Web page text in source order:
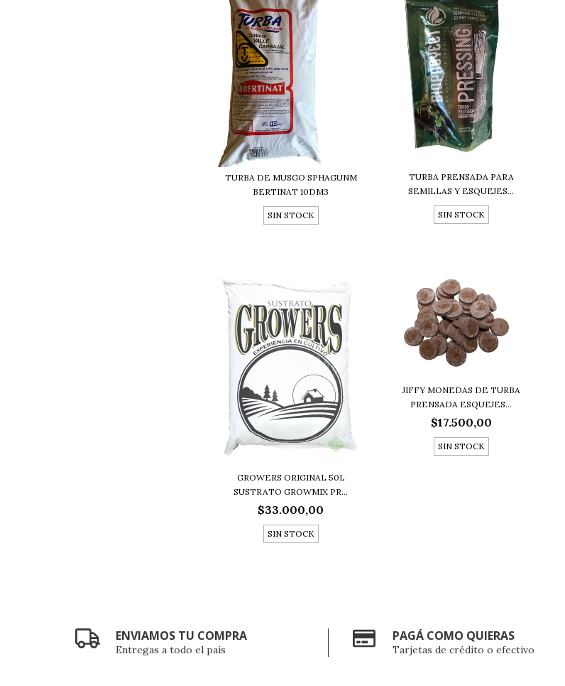
TURBA DE MUSGO SPHAGUNM
BERTINAT 10DM3
SIN STOCK
TURBA PRENSADA PARA
SEMILLAS Y ESQUEJES...
SIN STOCK
GROWERS ORIGINAL 50L
SUSTRATO GROWMIX PR...
$33.000,00
SIN STOCK
JIFFY MONEDAS DE TURBA
PRENSADA ESQUEJES...
$17.500,00
SIN STOCK
ENVIAMOS TU COMPRA
Entregas a todo el país
PAGÁ COMO QUIERAS
Tarjetas de crédito o efectivo